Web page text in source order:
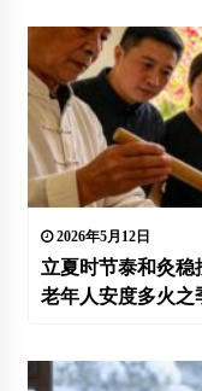
2026年5月12日
立夏时节泰和灸
老年人安度多火之